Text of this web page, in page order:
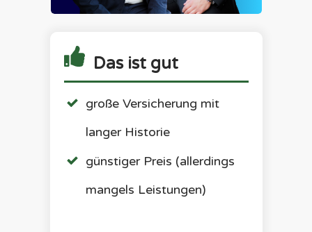
Das ist gut
große Versicherung mit
langer Historie
günstiger Preis (allerdings
mangels Leistungen)